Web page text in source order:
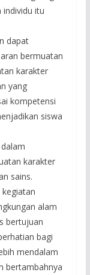
individu itu
dapat
bermuatan
karakter
yang
kompetensi
siswa
karakter
sains.
alam
bertujuan
bagi
mendalam
bertambahnya